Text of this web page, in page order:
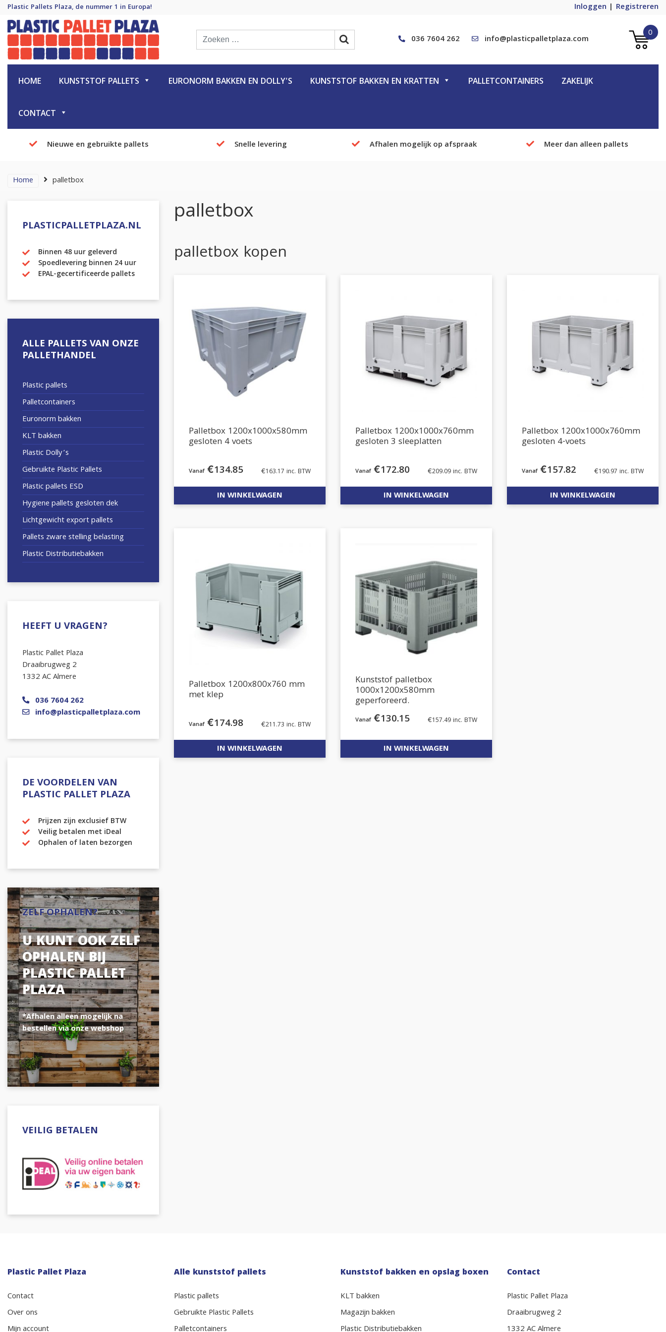
Plastic Pallets Plaza, de nummer 1 in Europa! Inloggen Registreren
Plastic Pallet Plaza
Plastic Pallets Plaza, de nummer 1 in Europa! 0
036 7604 262 info@plasticpalletplaza.com
HOME KUNSTSTOF PALLETS EURONORM BAKKEN EN DOLLY'S KUNSTSTOF BAKKEN EN KRATTEN PALLETCONTAINERS ZAKELIJK
CONTACT
Nieuwe en gebruikte pallets Snelle levering Afhalen mogelijk op afspraak Meer dan alleen pallets
Home palletbox
PLASTICPALLETPLAZA.NL
Binnen 48 uur geleverd
Spoedlevering binnen 24 uur
EPAL-gecertificeerde pallets
ALLE PALLETS VAN ONZE
PALLETHANDEL
Plastic pallets
Palletcontainers
Euronorm bakken
KLT bakken
Plastic Dolly’s
Gebruikte Plastic Pallets
Plastic pallets ESD
Hygiene pallets gesloten dek
Lichtgewicht export pallets
Pallets zware stelling belasting
Plastic Distributiebakken
HEEFT U VRAGEN?
Plastic Pallet Plaza
Draaibrugweg 2
1332 AC Almere
036 7604 262
info@plasticpalletplaza.com
DE VOORDELEN VAN
PLASTIC PALLET PLAZA
Prijzen zijn exclusief BTW
Veilig betalen met iDeal
Ophalen of laten bezorgen
ZELF OPHALEN?
U KUNT OOK ZELF
OPHALEN BIJ
PLASTIC PALLET
PLAZA
*Afhalen alleen mogelijk na
bestellen via onze webshop
VEILIG BETALEN
palletbox
palletbox kopen
Palletbox 1200x1000x580mm
gesloten 4 voets
€134.85 €163.17 inc. BTW
IN WINKELWAGEN
Palletbox 1200x1000x760mm
gesloten 3 sleeplatten
€172.80 €209.09inc. BTW
IN WINKELWAGEN
Palletbox 1200x1000x760mm
gesloten 4-voets
€157.82 €190.97 inc. BTW
IN WINKELWAGEN
Palletbox 1200x800x760 mm
met klep
€174.98 €211.73 inc. BTW
IN WINKELWAGEN
Kunststof palletbox
1000x1200x580mm
geperforeerd.
€130.15 €157.49inc. BTW
IN WINKELWAGEN
Plastic Pallet Plaza
Contact
Over ons
Mijn account
Alle kunststof pallets
Plastic pallets
Gebruikte Plastic Pallets
Palletcontainers
Kunststof bakken en opslag boxen
KLT bakken
Magazijn bakken
Plastic Distributiebakken
Contact
Plastic Pallet Plaza
Draaibrugweg 2
1332 AC Almere